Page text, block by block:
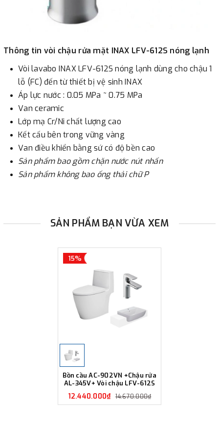
Thông tin vòi chậu rửa mặt INAX LFV-612S nóng lạnh
Vòi lavabo INAX LFV-612S nóng lạnh dùng cho chậu 1
lỗ (FC) đến từ thiết bị vệ sinh INAX
Áp lực nước : 0.05 MPa ~ 0.75 MPa
Van ceramic
Lớp mạ Cr/Ni chất lượng cao
Kết cấu bên trong vững vàng
Van điều khiển bằng sứ có độ bền cao
Sản phẩm bao gồm chặn nước nút nhấn
Sản phẩm không bao ống thải chữ P
SẢN PHẨM BẠN VỪA XEM
15%
Bồn cầu AC-902VN +Chậu rửa
AL-345V+ Vòi chậu LFV-612S
12.440.000₫ 14.670.000₫